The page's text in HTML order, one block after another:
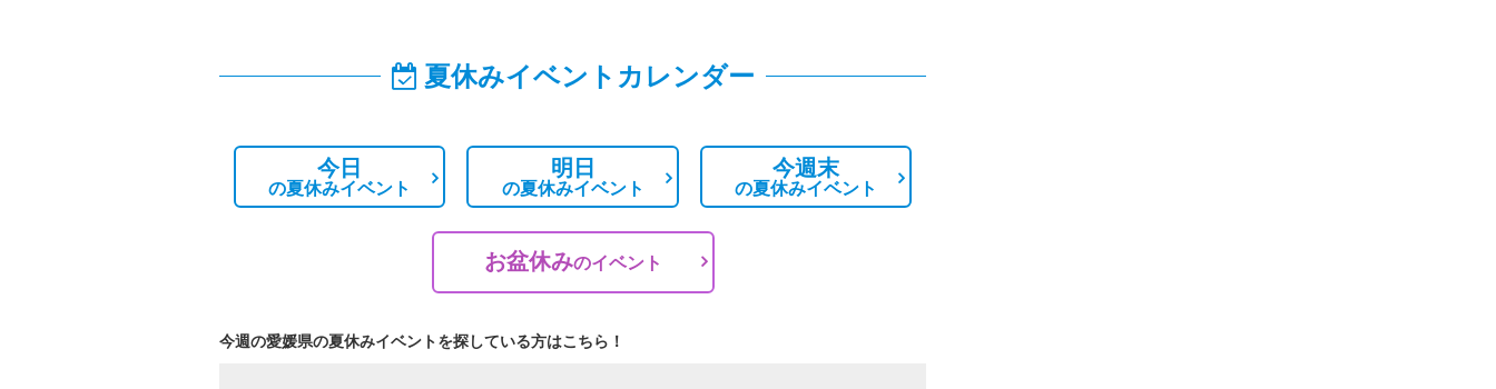
夏休みイベントカレンダー
今日
の夏休みイベント
明日
の夏休みイベント
今週末
の夏休みイベント
お盆休みのイベント
今週の愛媛県の夏休みイベントを探している方はこちら！